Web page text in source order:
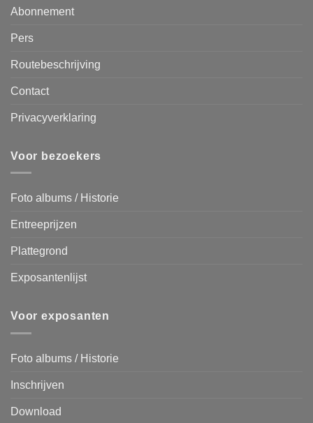
Abonnement
Pers
Routebeschrijving
Contact
Privacyverklaring
Voor bezoekers
Foto albums / Historie
Entreeprijzen
Plattegrond
Exposantenlijst
Voor exposanten
Foto albums / Historie
Inschrijven
Download